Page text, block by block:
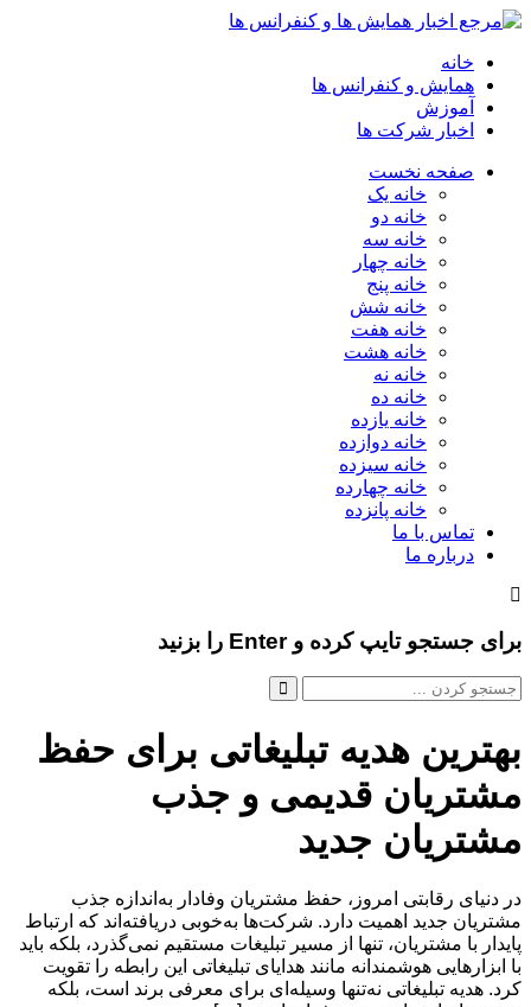
خانه
همایش و کنفرانس ها
آموزش
اخبار شرکت ها
صفحه نخست
خانه یک
خانه دو
خانه سه
خانه چهار
خانه پنج
خانه شش
خانه هفت
خانه هشت
خانه نه
خانه ده
خانه یازده
خانه دوازده
خانه سیزده
خانه چهارده
خانه پانزده
تماس با ما
درباره ما
برای جستجو تایپ کرده و Enter را بزنید
بهترین هدیه تبلیغاتی برای حفظ
مشتریان قدیمی و جذب
مشتریان جدید
در دنیای رقابتی امروز، حفظ مشتریان وفادار به‌اندازه جذب
مشتریان جدید اهمیت دارد. شرکت‌ها به‌خوبی دریافته‌اند که ارتباط
پایدار با مشتریان، تنها از مسیر تبلیغات مستقیم نمی‌گذرد، بلکه باید
با ابزارهایی هوشمندانه مانند هدایای تبلیغاتی این رابطه را تقویت
کرد. هدیه تبلیغاتی نه‌تنها وسیله‌ای برای معرفی برند است، بلکه